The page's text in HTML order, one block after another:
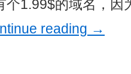
个1.99$的域名，因
reading →